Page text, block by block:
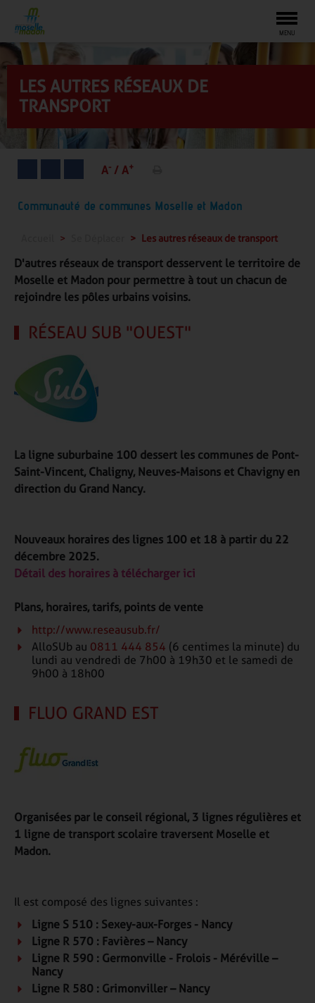
LES AUTRES RÉSEAUX DE
TRANSPORT
MENU
Communauté de communes Moselle et Madon
A- / A+
Les autres réseaux de transport
D'autres réseaux de transport desservent le territoire de
Moselle et Madon pour permettre à tout un chacun de
rejoindre les pôles urbains voisins.
RÉSEAU SUB "OUEST"
La ligne suburbaine 100 dessert les communes de Pont-
Saint-Vincent, Chaligny, Neuves-Maisons et Chavigny en
direction du Grand Nancy.
Nouveaux horaires des lignes 100 et 18 à partir du 22
décembre 2025.
Détail des horaires à télécharger ici
Plans, horaires, tarifs, points de vente
http://www.reseausub.fr/
AlloSUb au 0811 444 854 (6 centimes la minute) du
lundi au vendredi de 7h00 à 19h30 et le samedi de
9h00 à 18h00
FLUO GRAND EST
Organisées par le conseil régional, 3 lignes régulières et
1 ligne de transport scolaire traversent Moselle et
Madon.
Il est composé des lignes suivantes :
Ligne S 510 : Sexey-aux-Forges - Nancy
Ligne R 570 : Favières – Nancy
Ligne R 590 : Germonville - Frolois - Méréville –
Nancy
Ligne R 580 : Grimonviller – Nancy